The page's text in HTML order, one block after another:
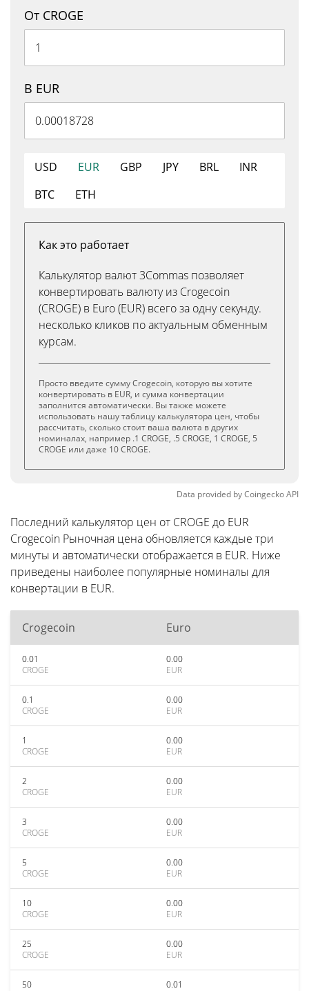
От CROGE
В EUR
USD EUR GBP JPY BRL
INR
BTC
ETH
Как это работает
Калькулятор валют 3Commas позволяет
конвертировать валюту из Crogecoin
(CROGE) в Euro (EUR) всего за одну секунду.
несколько кликов по актуальным обменным
курсам.
Просто введите сумму Crogecoin, которую вы хотите
конвертировать в EUR, и сумма конвертации
заполнится автоматически. Вы также можете
использовать нашу таблицу калькулятора цен, чтобы
рассчитать, сколько стоит ваша валюта в других
номиналах, например .1 CROGE, .5 CROGE, 1 CROGE, 5
CROGE или даже 10 CROGE.
Data provided byCoingeckoAPI
Последний калькулятор цен от CROGE до EUR
Crogecoin Рыночная цена обновляется каждые три
минуты и автоматически отображается в EUR. Ниже
приведены наиболее популярные номиналы для
конвертации в EUR.
Crogecoin Euro
0.01
CROGE
0.00
EUR
0.1
CROGE
0.00
EUR
1
CROGE
0.00
EUR
2
CROGE
0.00
EUR
3
CROGE
0.00
EUR
5
CROGE
0.00
EUR
10
CROGE
0.00
EUR
25
CROGE
0.00
EUR
50
0.01